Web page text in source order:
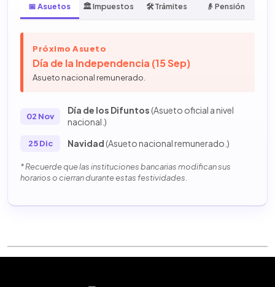
📅 Asuetos 🏛️ Impuestos 🛠️ Trámites 👴 Pensión
Próximo Asueto
Día de la Independencia (15 Sep)
Asueto nacional remunerado.
02 Nov
Día de los Difuntos(Asueto oficial a nivel
nacional.)
25 Dic Navidad(Asueto nacional remunerado.)
* Recuerde que las instituciones bancarias modifican sus
horarios o cierran durante estas festividades.